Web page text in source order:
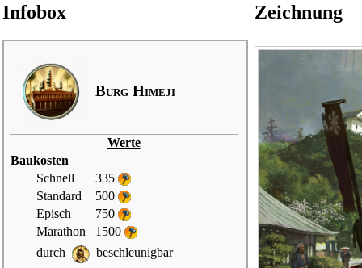
Infobox
Burg Himeji
Werte
Baukosten
Schnell
335
Standard
500
Episch
750
Marathon
1500
durch
beschleunigbar
Zeichnung